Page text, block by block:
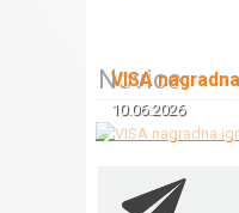
Novice
VISA
10.06.2026